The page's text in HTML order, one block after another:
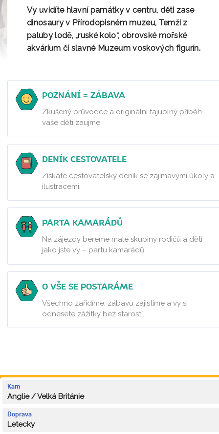
Vy uvidíte hlavní památky v centru, děti zase
dinosaury v Přírodopisném muzeu, Temži z
paluby lodě, „ruské kolo“, obrovské mořské
akvárium či slavné Muzeum voskových figurín.
POZNÁNÍ = ZÁBAVA
Zkušený průvodce a originální tajuplný příběh
vaše děti zaujme.
DENÍK CESTOVATELE
Získáte cestovatelský deník se zajímavými úkoly a
ilustracemi.
PARTA KAMARÁDŮ
Na zájezdy bereme malé skupiny rodičů a dětí
jako jste vy – partu kamarádů.
O VŠE SE POSTARÁME
Všechno zařídíme, zábavu zajistíme a vy si
odnesete zážitky bez starostí.
Kam
Anglie / Velká Británie
Doprava
Letecky